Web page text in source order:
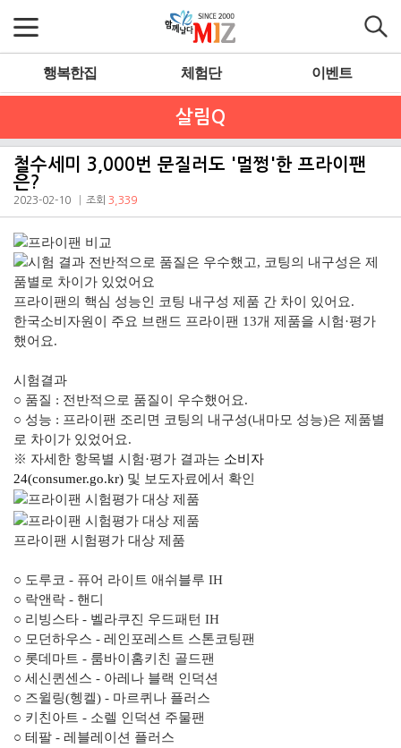
행복한집 체험단 이벤트
살림Q
철수세미 3,000번 문질러도 '멀쩡'한 프라이팬
은?
2023-02-10 조회 3,339
프라이팬의 핵심 성능인 코팅 내구성 제품 간 차이 있어요.
한국소비자원이 주요 브랜드 프라이팬 13개 제품을 시험·평가
했어요.
시험결과
○ 품질 : 전반적으로 품질이 우수했어요.
○ 성능 : 프라이팬 조리면 코팅의 내구성(내마모 성능)은 제품별
로 차이가 있었어요.
※ 자세한 항목별 시험·평가 결과는 소비자
24(consumer.go.kr) 및 보도자료에서 확인
프라이팬 시험평가 대상 제품
○ 도루코 - 퓨어 라이트 애쉬블루 IH
○ 락앤락 - 핸디
○ 리빙스타 - 벨라쿠진 우드패턴 IH
○ 모던하우스 - 레인포레스트 스톤코팅팬
○ 롯데마트 - 룸바이홈키친 골드팬
○ 세신퀸센스 - 아레나 블랙 인덕션
○ 즈윌링(헹켈) - 마르퀴나 플러스
○ 키친아트 - 소렐 인덕션 주물팬
○ 테팔 - 레블레이션 플러스